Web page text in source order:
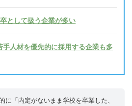
として扱う企業が多い
手人材を優先的に採用する企業も多
に「内定がないまま学校を卒業した、